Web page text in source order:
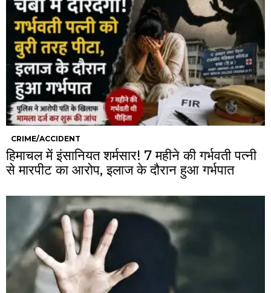
CRIME/ACCIDENT
हिमाचल में इंसानियत शर्मसार! 7 महीने की गर्भवती पत्नी
से मारपीट का आरोप, इलाज के दौरान हुआ गर्भपात